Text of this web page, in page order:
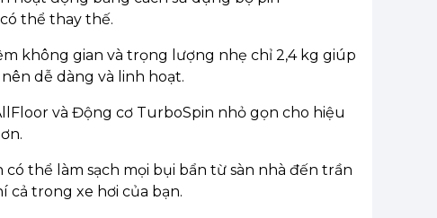
thể thay thế.
không gian và trọng lượng nhẹ chỉ 2,4 kg giúp
dễ dàng và linh hoạt.
và Động cơ TurboSpin nhỏ gọn cho hiệu
có thể làm sạch mọi bụi bẩn từ sàn nhà đến trần
cả trong xe hơi của bạn.